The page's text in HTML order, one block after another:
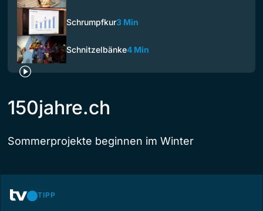
Schrumpfkur3 Min
Schnitzelbänke4 Min
150jahre.ch
Sommerprojekte beginnen im Winter
TIPP